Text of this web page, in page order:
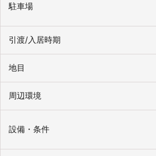
駐車場
引渡/入居時期
地目
周辺環境
設備・条件